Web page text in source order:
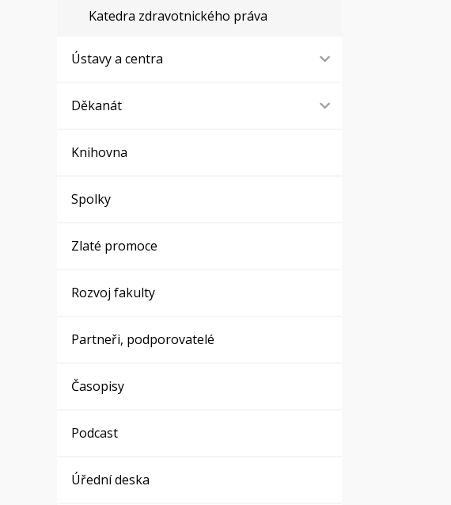
Katedra zdravotnického práva
Ústavy a centra
Děkanát
Knihovna
Spolky
Zlaté promoce
Rozvoj fakulty
Partneři, podporovatelé
Časopisy
Podcast
Úřední deska